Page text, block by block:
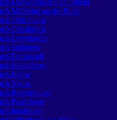
Ludwigshafen am Rhein
Mülheim an der Ruhr
Oldenburg
Osnabrück
Leverkusen
Solingen
Darmstadt
Heidelberg
Herne
Neuss
Regensburg
Paderborn
Ingolstadt